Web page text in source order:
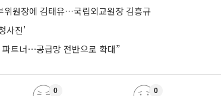
위원장에 김태유…국립외교원장 김흥규
사진’
파트너⋯공급망 전반으로 확대”
0 0